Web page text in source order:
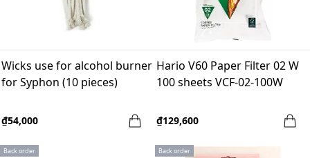
Wicks use for alcohol burner
for Syphon (10 pieces)
₫54,000
Hario V60 Paper Filter 02 W
100 sheets VCF-02-100W
₫129,600
Back order Back order